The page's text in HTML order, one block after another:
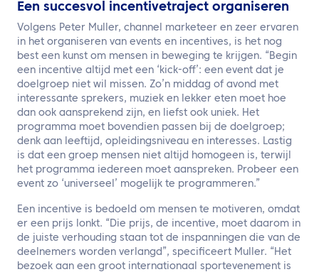
Een succesvol incentivetraject organiseren
Volgens Peter Muller, channel marketeer en zeer ervaren
in het organiseren van events en incentives, is het nog
best een kunst om mensen in beweging te krijgen. “Begin
een incentive altijd met een ‘kick-off’: een event dat je
doelgroep niet wil missen. Zo’n middag of avond met
interessante sprekers, muziek en lekker eten moet hoe
dan ook aansprekend zijn, en liefst ook uniek. Het
programma moet bovendien passen bij de doelgroep;
denk aan leeftijd, opleidingsniveau en interesses. Lastig
is dat een groep mensen niet altijd homogeen is, terwijl
het programma iedereen moet aanspreken. Probeer een
event zo ‘universeel’ mogelijk te programmeren.”
Een incentive is bedoeld om mensen te motiveren, omdat
er een prijs lonkt. “Die prijs, de incentive, moet daarom in
de juiste verhouding staan tot de inspanningen die van de
deelnemers worden verlangd”, specificeert Muller. “Het
bezoek aan een groot internationaal sportevenement is